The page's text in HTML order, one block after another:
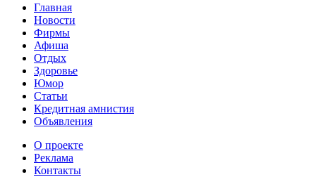
Главная
Новости
Фирмы
Афиша
Отдых
Здоровье
Юмор
Статьи
Кредитная амнистия
Объявления
О проекте
Реклама
Контакты